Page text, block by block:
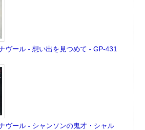
ヴール - 想い出を見つめて - GP-431
ヴール - シャンソンの鬼才・シャル